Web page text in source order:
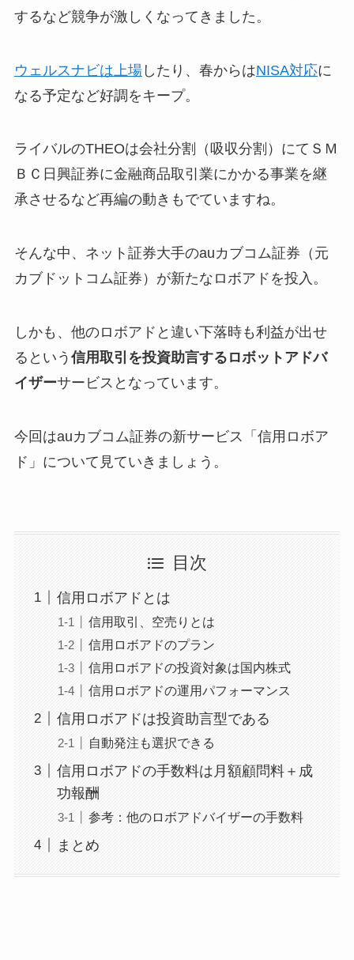
するなど競争が激しくなってきました。
ウェルスナビは上場したり、春からはNISA対応に
なる予定など好調をキープ。
ライバルのTHEOは会社分割（吸収分割）にてＳＭ
ＢＣ日興証券に金融商品取引業にかかる事業を継
承させるなど再編の動きもでていますね。
そんな中、ネット証券大手のauカブコム証券（元
カブドットコム証券）が新たなロボアドを投入。
しかも、他のロボアドと違い下落時も利益が出せ
るという 信用取引を投資助言するロボットアドバ
イザーサービスとなっています。
今回はauカブコム証券の新サービス「 信用ロボア
ド 」について見ていきましょう。
目次
信用ロボアドとは
信用取引、空売りとは
信用ロボアドのプラン
信用ロボアドの投資対象は国内株式
信用ロボアドの運用パフォーマンス
信用ロボアドは投資助言型である
自動発注も選択できる
信用ロボアドの手数料は月額顧問料＋成
功報酬
参考：他のロボアドバイザーの手数料
まとめ